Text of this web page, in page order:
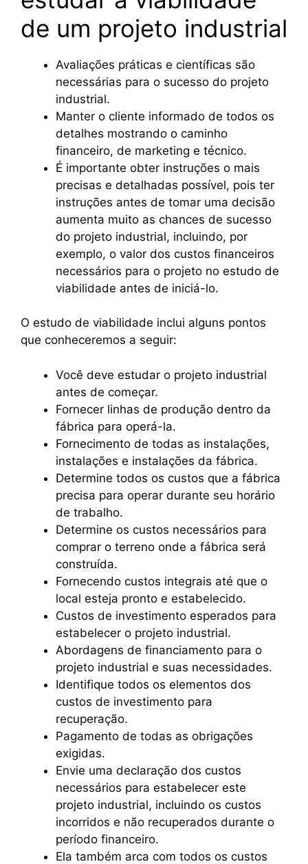
de um projeto industrial
Avaliações práticas e científicas são
necessárias para o sucesso do projeto
industrial.
Manter o cliente informado de todos os
detalhes mostrando o caminho
financeiro, de marketing e técnico.
É importante obter instruções o mais
precisas e detalhadas possível, pois ter
instruções antes de tomar uma decisão
aumenta muito as chances de sucesso
do projeto industrial, incluindo, por
exemplo, o valor dos custos financeiros
necessários para o projeto no estudo de
viabilidade antes de iniciá-lo.
O estudo de viabilidade inclui alguns pontos
que conheceremos a seguir:
Você deve estudar o projeto industrial
antes de começar.
Fornecer linhas de produção dentro da
fábrica para operá-la.
Fornecimento de todas as instalações,
instalações e instalações da fábrica.
Determine todos os custos que a fábrica
precisa para operar durante seu horário
de trabalho.
Determine os custos necessários para
comprar o terreno onde a fábrica será
construída.
Fornecendo custos integrais até que o
local esteja pronto e estabelecido.
Custos de investimento esperados para
estabelecer o projeto industrial.
Abordagens de financiamento para o
projeto industrial e suas necessidades.
Identifique todos os elementos dos
custos de investimento para
recuperação.
Pagamento de todas as obrigações
exigidas.
Envie uma declaração dos custos
necessários para estabelecer este
projeto industrial, incluindo os custos
incorridos e não recuperados durante o
período financeiro.
Ela também arca com todos os custos